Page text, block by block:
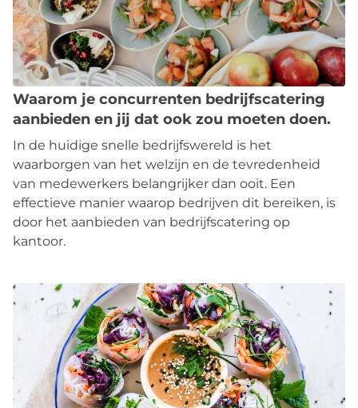
Waarom je concurrenten bedrijfscatering
aanbieden en jij dat ook zou moeten doen.
In de huidige snelle bedrijfswereld is het
waarborgen van het welzijn en de tevredenheid
van medewerkers belangrijker dan ooit. Een
effectieve manier waarop bedrijven dit bereiken, is
door het aanbieden van bedrijfscatering op
kantoor.